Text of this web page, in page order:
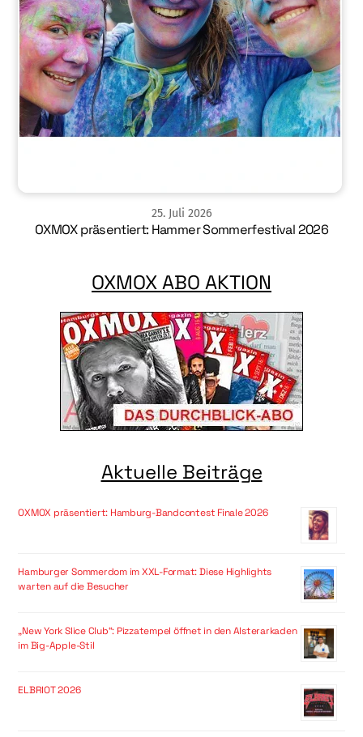
25. Juli 2026
OXMOX präsentiert: Hammer Sommerfestival 2026
OXMOX ABO AKTION
Aktuelle Beiträge
OXMOX präsentiert: Hamburg-Bandcontest Finale 2026
Hamburger Sommerdom im XXL-Format: Diese Highlights
warten auf die Besucher
„New York Slice Club“: Pizzatempel öffnet in den Alsterarkaden
im Big-Apple-Stil
ELBRIOT 2026